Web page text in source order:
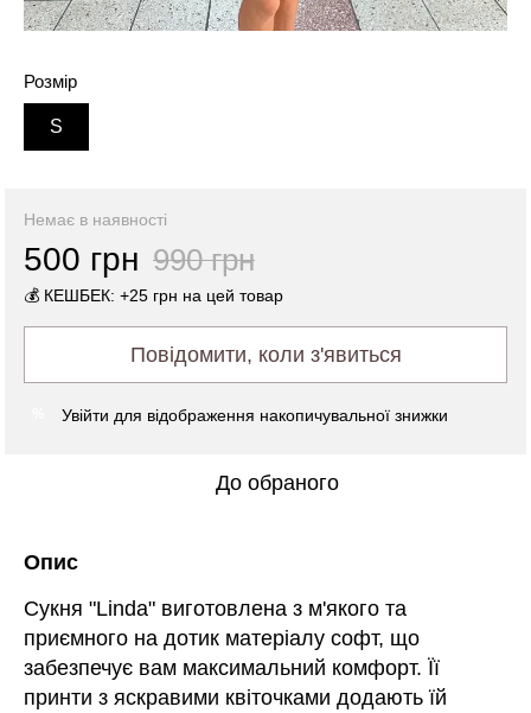
Розмір
S
Немає в наявності
500 грн 990 грн
💰 КЕШБЕК: +25 грн на цей товар
Повідомити, коли з'явиться
Увійти для відображення накопичувальної знижки
До обраного
Опис
Сукня "Linda" виготовлена з м'якого та
приємного на дотик матеріалу софт, що
забезпечує вам максимальний комфорт. Її
принти з яскравими квіточками додають їй